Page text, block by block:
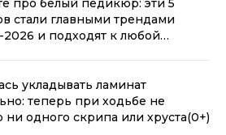
стали главными трендами
2026 и подходят к любой
укладывать ламинат
теперь при ходьбе не
одного скрипа или хруста(0+)